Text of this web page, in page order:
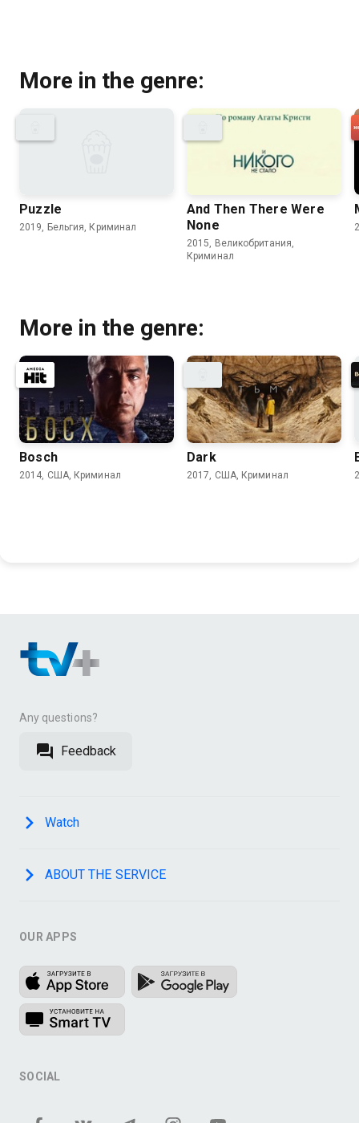
More in the genre:
Puzzle
2019, Бельгия, Криминал
And Then There Were
None
2015, Великобритания,
Криминал
More in the genre:
Bosch
2014, США, Криминал
Dark
2017, США, Криминал
Any questions?
Feedback
Watch
ABOUT THE SERVICE
OUR APPS
SOCIAL